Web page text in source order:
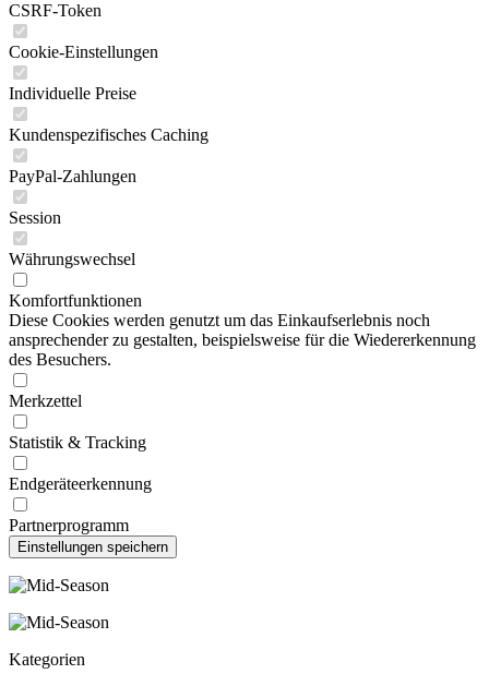
CSRF-Token
Cookie-Einstellungen
Individuelle Preise
Kundenspezifisches Caching
PayPal-Zahlungen
Session
Währungswechsel
Komfortfunktionen
Diese Cookies werden genutzt um das Einkaufserlebnis noch
ansprechender zu gestalten, beispielsweise für die Wiedererkennung
des Besuchers.
Merkzettel
Statistik & Tracking
Endgeräteerkennung
Partnerprogramm
Kategorien